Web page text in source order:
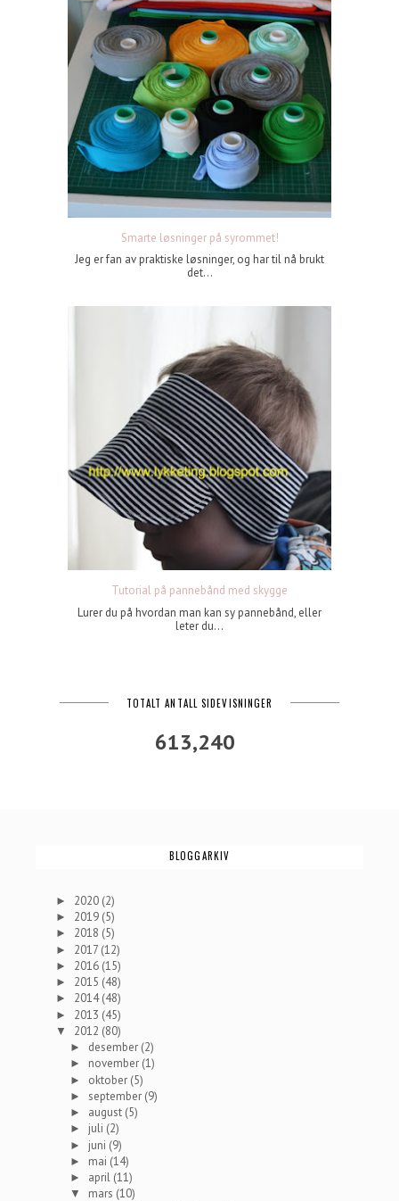
Smarte løsninger på syrommet!
Jeg er fan av praktiske løsninger, og har til nå brukt
det...
Tutorial på pannebånd med skygge
Lurer du på hvordan man kan sy pannebånd, eller
leter du...
TOTALT ANTALL SIDEVISNINGER
613,240
BLOGGARKIV
► 2020 (2)
► 2019 (5)
► 2018 (5)
► 2017 (12)
► 2016 (15)
► 2015 (48)
► 2014(48)
► 2013 (45)
▼ 2012 (80)
► desember (2)
► november (1)
► oktober (5)
► september (9)
► august (5)
► juli (2)
► juni (9)
► mai (14)
► april (11)
▼ mars (10)